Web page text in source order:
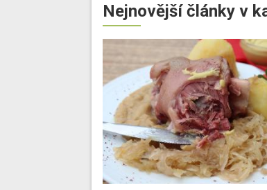
Nejnovější články v